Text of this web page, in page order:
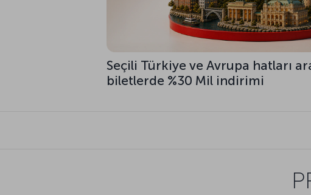
Seçili Türkiye ve Avrupa hatları
biletlerde %30 Mil indirimi